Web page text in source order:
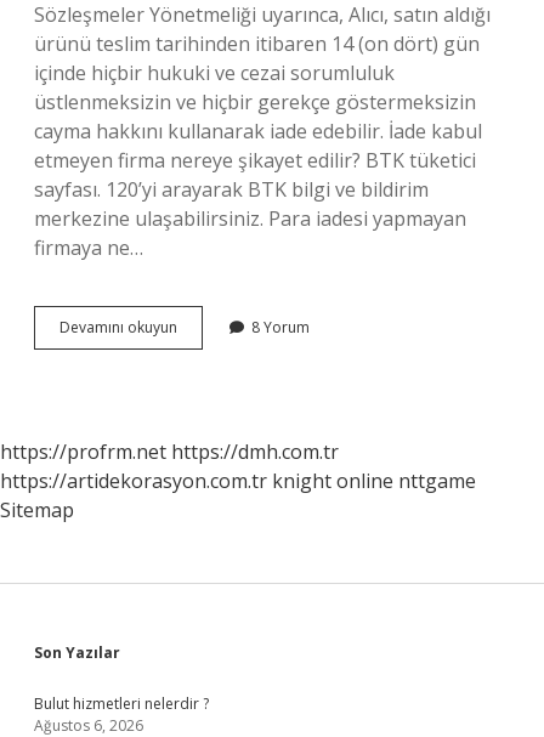
Sözleşmeler Yönetmeliği uyarınca, Alıcı, satın aldığı
ürünü teslim tarihinden itibaren 14 (on dört) gün
içinde hiçbir hukuki ve cezai sorumluluk
üstlenmeksizin ve hiçbir gerekçe göstermeksizin
cayma hakkını kullanarak iade edebilir. İade kabul
etmeyen firma nereye şikayet edilir? BTK tüketici
sayfası. 120’yi arayarak BTK bilgi ve bildirim
merkezine ulaşabilirsiniz. Para iadesi yapmayan
firmaya ne…
Devamını okuyun
Durumlarda
8 Yorum
https://profrm.net https://dmh.com.tr
https://artidekorasyon.com.tr knight online nttgame
Sitemap
Sidebar
Son Yazılar
Bulut hizmetleri nelerdir ?
Ağustos 6, 2026